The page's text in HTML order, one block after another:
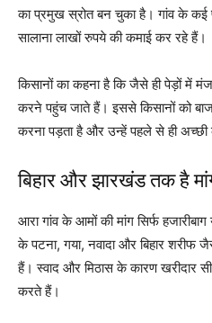
का प्रमुख स्रोत बन चुका है। गांव के कई
सालाना लाखों रुपये की कमाई कर रहे हैं।
किसानों का कहना है कि जैसे ही पेड़ों में
करने पहुंच जाते हैं। इससे किसानों को
करना पड़ता है और उन्हें पहले से ही अच्छी
बिहार और झारखंड तक है
आरा गांव के आमों की मांग सिर्फ
के पटना, गया, नवादा और बिहार
हैं। स्वाद और मिठास के कारण खरीदार
करते हैं।